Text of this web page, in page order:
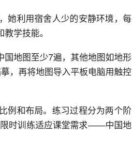
她利用宿舍人少的安静环境，每
学技能。
地图至少7遍，其他地图如地形
，再将地图导入平板电脑用触控
例和布局。练习过程分为两个阶
时训练适应课堂需求——中国地